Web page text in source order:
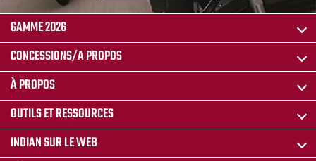
GAMME 2026
CONCESSIONS/A PROPOS
À PROPOS
OUTILS ET RESSOURCES
INDIAN SUR LE WEB